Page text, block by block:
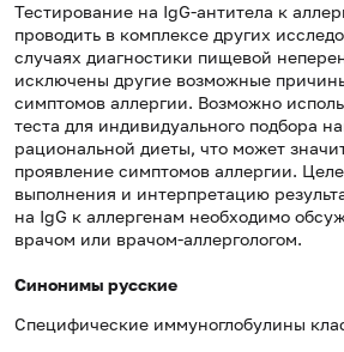
Тестирование на IgG-антитела к
проводить в комплексе других
случаях диагностики пищевой
исключены другие возможные
симптомов аллергии. Возможно
теста для индивидуального подбора
рациональной диеты, что может
проявление симптомов аллергии.
выполнения и интерпретацию
на IgG к аллергенам необходимо
врачом или врачом-аллергологом.
Синонимы русские
Специфические иммуноглобулины